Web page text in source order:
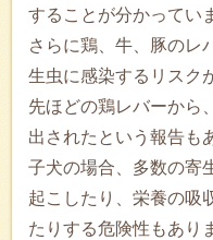
することが分かってい
さらに鶏、牛、豚のレ
生虫に感染するリスク
先ほどの鶏レバーから
出されたという報告も
子犬の場合、多数の寄
起こしたり、栄養の吸
たりする危険性もあり